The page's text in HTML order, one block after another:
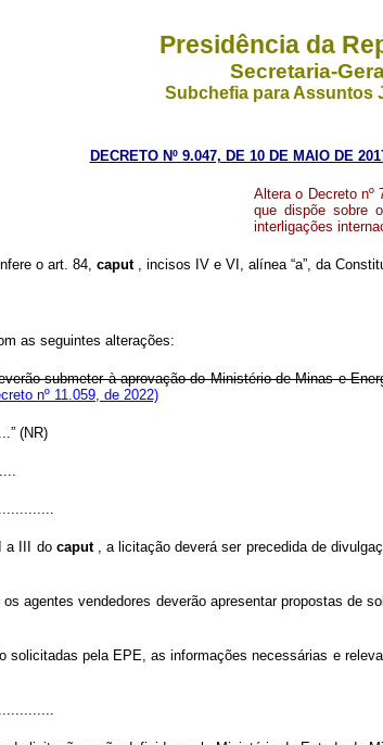
Presidência da
Secretaria-
Subchefia para Assuntos
DECRETO Nº 9.047, DE 10 DE MAIO DE
Altera o Decreto nº
que dispõe sobre
interligações
o art. 84, caput , incisos IV e VI, alínea “a”, da
as seguintes alterações:
submeter à aprovação do Ministério de Minas e
nº 11.059, de 2022)
(NR)
a III do caput , a licitação deverá ser precedida de
agentes vendedores deverão apresentar propostas de
solicitadas pela EPE, as informações necessárias e